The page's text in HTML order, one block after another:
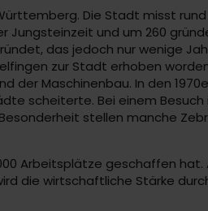
Die Stadt misst
und um 260
das jedoch nur wenige
zur Stadt erhoben
Maschinenbau. In den
scheiterte. Bei einem Besuch
stellen manche
Arbeitsplätze geschaffen
die wirtschaftliche Stärke